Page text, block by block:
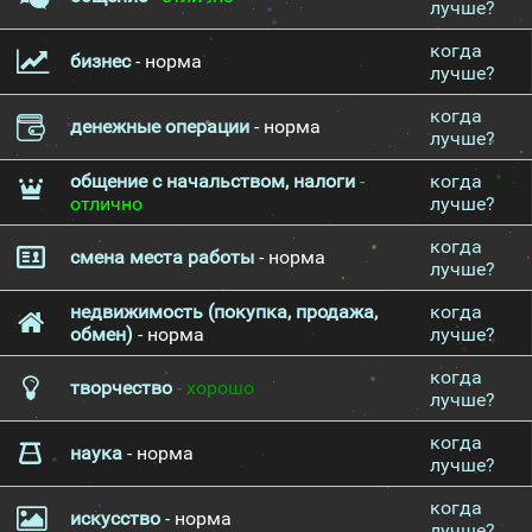
лучше?
бизнес- норма
когда
лучше?
денежные операции - норма
когда
лучше?
общение с начальством, налоги -
отлично
когда
лучше?
смена места работы - норма
когда
лучше?
недвижимость (покупка, продажа,
обмен) - норма
когда
лучше?
творчество - хорошо
когда
лучше?
наука - норма
когда
лучше?
искусство - норма
когда